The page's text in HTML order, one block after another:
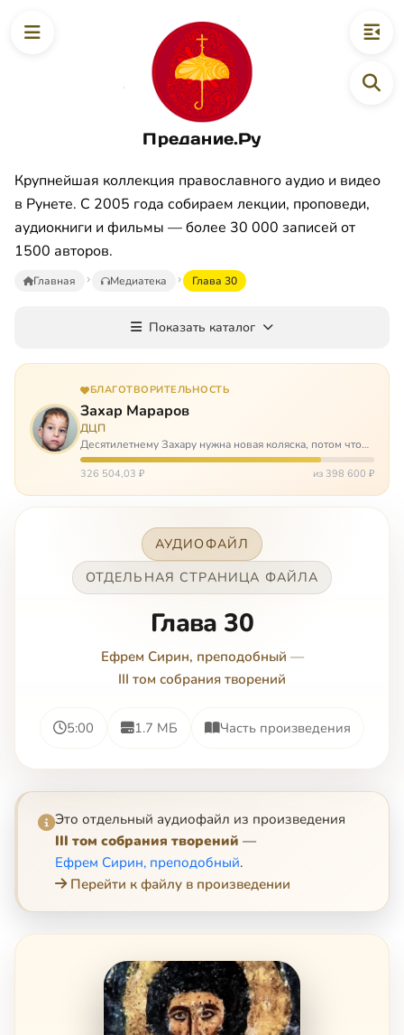
Предание.Ру
Крупнейшая коллекция православного аудио и видео
в Рунете. С 2005 года собираем лекции, проповеди,
аудиокниги и фильмы — более 30 000 записей от
1500 авторов.
Главная Медиатека Глава 30
Показать каталог
БЛАГОТВОРИТЕЛЬНОСТЬ
Захар Мараров
ДЦП
Десятилетнему Захару нужна новая коляска, потом что
старая сломалась. А без коляски он не сможет не только
просто выходить из дома, но и продолжать лечение в
326 504,03 ₽ из 398 600 ₽
АУДИОФАЙЛ
ОТДЕЛЬНАЯ СТРАНИЦА ФАЙЛА
Глава 30
Ефрем Сирин, преподобный —
III том собрания творений
5:00 1.7 МБ Часть произведения
Это отдельный аудиофайл из произведения
III том собрания творений —
Ефрем Сирин, преподобный.
Перейти к файлу в произведении